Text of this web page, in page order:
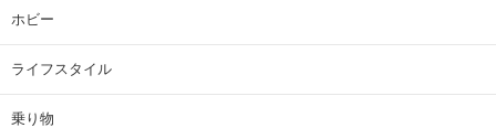
ホビー
ライフスタイル
乗り物